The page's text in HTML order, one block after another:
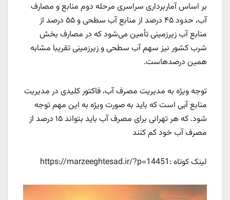
بر اساس آماربرداری سراسری مرحله دوم منابع و مصارف
آب، حدود ۴۵ درصد از منابع آب سطحی و ۵۵ درصد از
منابع آب زیرزمینی تأمین می‌شود که در مصارف بخش
شرب کشور نیز سهم آب سطحی و زیرزمینی تقریبا مشابه
همین درصدهاست.
توجه ویژه به مدیریت مصرف آب، فاکتور کلیدی در مدیریت
منابع آبی است که باید به صورت ویژه به این مهم توجه
شود. که هر تهرانی برای مصرف آب باید بتواند ۱۵ درصد از
مصرف آب خود کم کنند
لینک کوتاه :https://marzeeghtesad.ir/?p=14451